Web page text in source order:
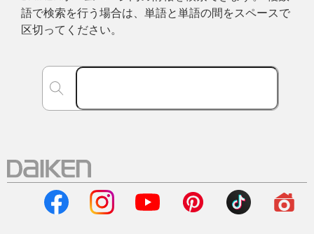
語で検索を行う場合は、単語と単語の間をスペースで
区切ってください。